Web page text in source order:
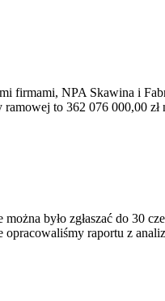
firmami, NPA Skawina i
to 362 076 000,00
było zgłaszać do 30
raportu z